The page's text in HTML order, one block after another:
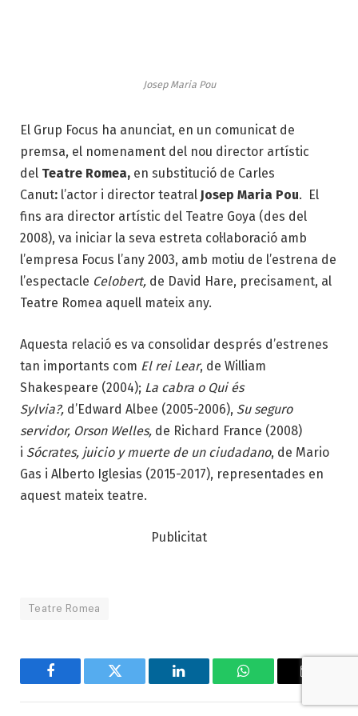
Josep Maria Pou
El Grup Focus ha anunciat, en un comunicat de
premsa, el nomenament del nou director artístic
del Teatre Romea, en substitució de Carles
Canut: l’actor i director teatral Josep Maria Pou. El
fins ara director artístic del Teatre Goya (des del
2008), va iniciar la seva estreta col·laboració amb
l’empresa Focus l’any 2003, amb motiu de l’estrena de
l’espectacle Celobert, de David Hare, precisament, al
Teatre Romea aquell mateix any.
Aquesta relació es va consolidar després d’estrenes
tan importants com El rei Lear, de William
Shakespeare (2004); La cabra o Qui és
Sylvia?, d’Edward Albee (2005-2006), Su seguro
servidor, Orson Welles, de Richard France (2008)
i Sócrates, juicio y muerte de un ciudadano, de Mario
Gas i Alberto Iglesias (2015-2017), representades en
aquest mateix teatre.
Publicitat
Teatre Romea
Facebook Twitter LinkedIn WhatsApp